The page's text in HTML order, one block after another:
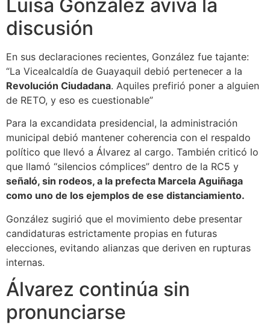
Luisa González aviva la
discusión
En sus declaraciones recientes, González fue tajante:
“La Vicealcaldía de Guayaquil debió pertenecer a la
Revolución Ciudadana. Aquiles prefirió poner a alguien
de RETO, y eso es cuestionable”
Para la excandidata presidencial, la administración
municipal debió mantener coherencia con el respaldo
político que llevó a Álvarez al cargo. También criticó lo
que llamó “silencios cómplices” dentro de la RC5 y
señaló, sin rodeos, a la prefecta Marcela Aguiñaga
como uno de los ejemplos de ese distanciamiento.
González sugirió que el movimiento debe presentar
candidaturas estrictamente propias en futuras
elecciones, evitando alianzas que deriven en rupturas
internas.
Álvarez continúa sin
pronunciarse